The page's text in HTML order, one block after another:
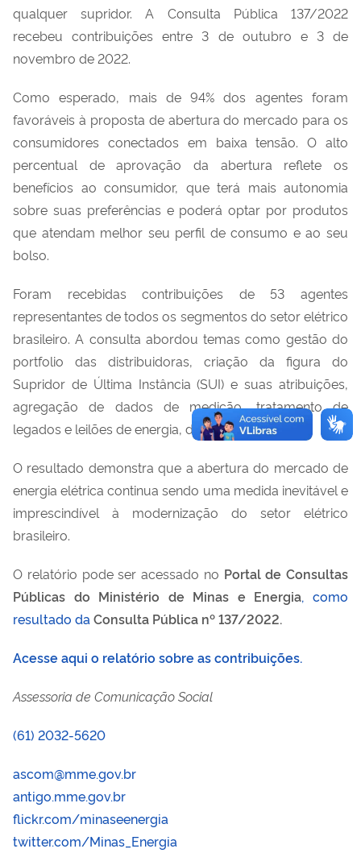
qualquer supridor. A Consulta Pública 137/2022
recebeu contribuições entre 3 de outubro e 3 de
novembro de 2022.
Como esperado, mais de 94% dos agentes foram
favoráveis à proposta de abertura do mercado para os
consumidores conectados em baixa tensão. O alto
percentual de aprovação da abertura reflete os
benefícios ao consumidor, que terá mais autonomia
sobre suas preferências e poderá optar por produtos
que atendam melhor seu perfil de consumo e ao seu
bolso.
Foram recebidas contribuições de 53 agentes
representantes de todos os segmentos do setor elétrico
brasileiro. A consulta abordou temas como gestão do
portfolio das distribuidoras, criação da figura do
Supridor de Última Instância (SUI) e suas atribuições,
agregação de dados de medição, tratamento de
legados e leilões de energia, dentre outros.
O resultado demonstra que a abertura do mercado de
energia elétrica continua sendo uma medida inevitável e
imprescindível à modernização do setor elétrico
brasileiro.
O relatório pode ser acessado no Portal de Consultas
Públicas do Ministério de Minas e Energia, como
resultado da Consulta Pública nº 137/2022.
Acesse aqui o relatório sobre as contribuições.
Assessoria de Comunicação Social
(61) 2032-5620
ascom@mme.gov.br
antigo.mme.gov.br
flickr.com/minaseenergia
twitter.com/Minas_Energia